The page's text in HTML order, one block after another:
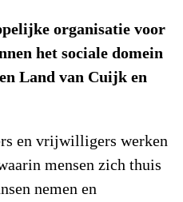
organisatie voor
het sociale domein
Land van Cuijk en
en vrijwilligers werken
mensen zich thuis
nemen en